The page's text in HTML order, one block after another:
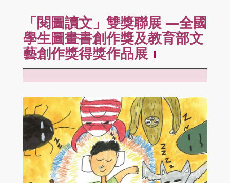
「閱圖讀文」雙獎聯展 —全國
學生圖畫書創作獎及教育部文
藝創作獎得獎作品展